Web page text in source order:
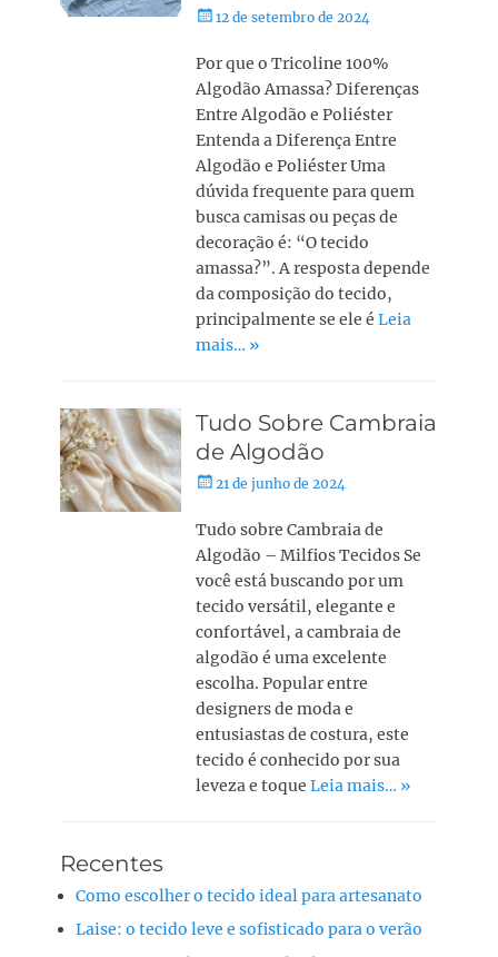
12 de setembro de 2024
Por que o Tricoline 100%
Algodão Amassa? Diferenças
Entre Algodão e Poliéster
Entenda a Diferença Entre
Algodão e Poliéster Uma
dúvida frequente para quem
busca camisas ou peças de
decoração é: “O tecido
amassa?”. A resposta depende
da composição do tecido,
principalmente se ele éLeia
mais… »
Tudo Sobre Cambraia
de Algodão
21 de junho de 2024
Tudo sobre Cambraia de
Algodão – Milfios Tecidos Se
você está buscando por um
tecido versátil, elegante e
confortável, a cambraia de
algodão é uma excelente
escolha. Popular entre
designers de moda e
entusiastas de costura, este
tecido é conhecido por sua
leveza e toqueLeia mais… »
Recentes
Como escolher o tecido ideal para artesanato
Laise: o tecido leve e sofisticado para o verão